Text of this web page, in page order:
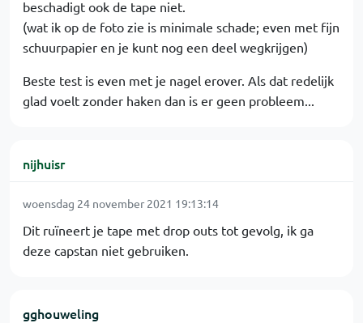
beschadigt ook de tape niet.
(wat ik op de foto zie is minimale schade; even met fijn
schuurpapier en je kunt nog een deel wegkrijgen)
Beste test is even met je nagel erover. Als dat redelijk
glad voelt zonder haken dan is er geen probleem...
nijhuisr
woensdag 24 november 2021 19:13:14
Dit ruïneert je tape met drop outs tot gevolg, ik ga
deze capstan niet gebruiken.
gghouweling